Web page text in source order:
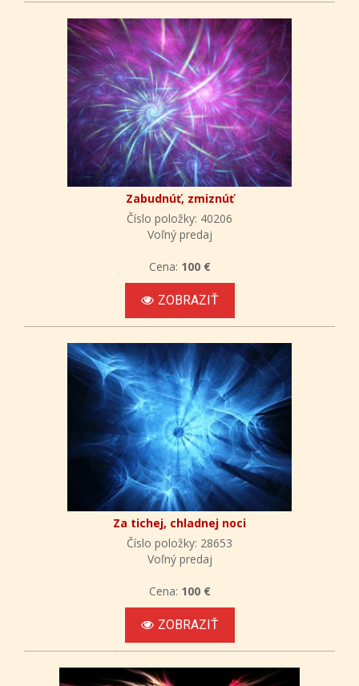
Zabudnúť, zmiznúť
Číslo položky: 40206
Voľný predaj
Cena: 100 €
ZOBRAZIŤ
Za tichej, chladnej noci
Číslo položky: 28653
Voľný predaj
Cena: 100 €
ZOBRAZIŤ